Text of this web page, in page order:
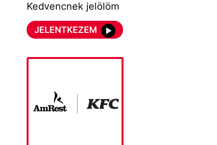
Kedvencnek jelölöm
JELENTKEZEM